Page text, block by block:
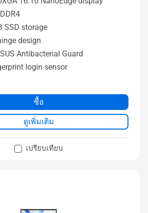
SSD storage
design
Antibacterial Guard
login sensor
ซื้อ
ดูเพิ่มเติม
เปรียบเทียบ